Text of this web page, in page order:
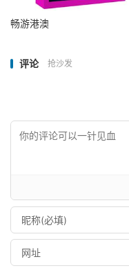
畅游港澳
评论 抢沙发